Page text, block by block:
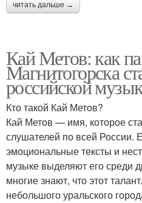
читать дальше →
Кай Метов: как
Магнитогорска
российской
Кто такой Кай Метов?
Кай Метов — имя, которое
слушателей по всей России.
эмоциональные тексты и
музыке выделяют его среди
многие знают, что этот
небольшого уральского